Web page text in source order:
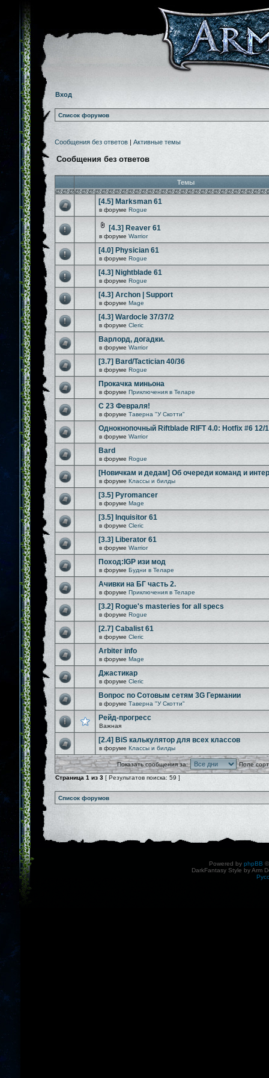
Вход
Список форумов
Сообщения без ответов | Активные темы
Сообщения без ответов
Темы
[4.5] Marksman 61
в форуме Rogue
[4.3] Reaver 61
в форуме Warrior
[4.0] Physician 61
в форуме Rogue
[4.3] Nightblade 61
в форуме Rogue
[4.3] Archon | Support
в форуме Mage
[4.3] Wardocle 37/37/2
в форуме Cleric
Варлорд, догадки.
в форуме Warrior
[3.7] Bard/Tactician 40/36
в форуме Rogue
Прокачка миньона
в форуме Приключения в Теларе
С 23 Февраля!
в форуме Таверна "У Скотти"
Однокнопочный Riftblade RIFT 4.0: Hotfix #6 12/
в форуме Warrior
Bard
в форуме Rogue
[Новичкам и дедам] Об очереди команд и
в форуме Классы и билды
[3.5] Pyromancer
в форуме Mage
[3.5] Inquisitor 61
в форуме Cleric
[3.3] Liberator 61
в форуме Warrior
Поход:IGP изи мод
в форуме Будни в Теларе
Ачивки на БГ часть 2.
в форуме Приключения в Теларе
[3.2] Rogue's masteries for all specs
в форуме Rogue
[2.7] Cabalist 61
в форуме Cleric
Arbiter info
в форуме Mage
Джастикар
в форуме Cleric
Вопрос по Сотовым сетям 3G Германии
в форуме Таверна "У Скотти"
Рейд-прогресс
Важная
[2.4] BiS калькулятор для всех классов
в форуме Классы и билды
Показать сообщения за:
Поле
Страница 1 из 3 [ Результатов поиска: 59 ]
Список форумов
Powered by phpBB
DarkFantasy Style by Arm